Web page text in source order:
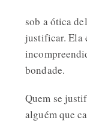
sob a ótica
justificar. Ela
bondade.
Quem se
alguém que